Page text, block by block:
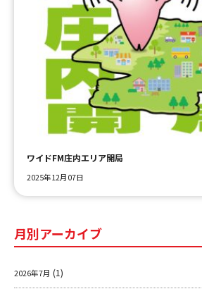
ワイドFM庄内エリア開局
2025年12月07日
月別アーカイブ
2026年7月 (1)